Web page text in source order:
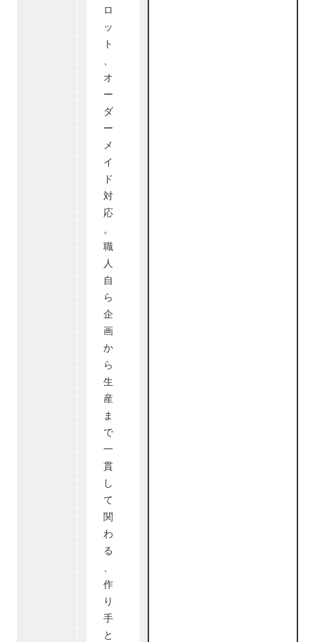
ロ
ッ
ト
オ
ー
ダ
ー
メ
イ
ド
対
応
。
職
人
自
ら
企
画
か
ら
生
産
ま
で
一
貫
し
て
関
わ
る
作
り
手
と